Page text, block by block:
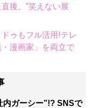
後、“笑えない展
ゥもフル活用!テレ
漫画家」を両立で
内ガーシー”!? SNSで